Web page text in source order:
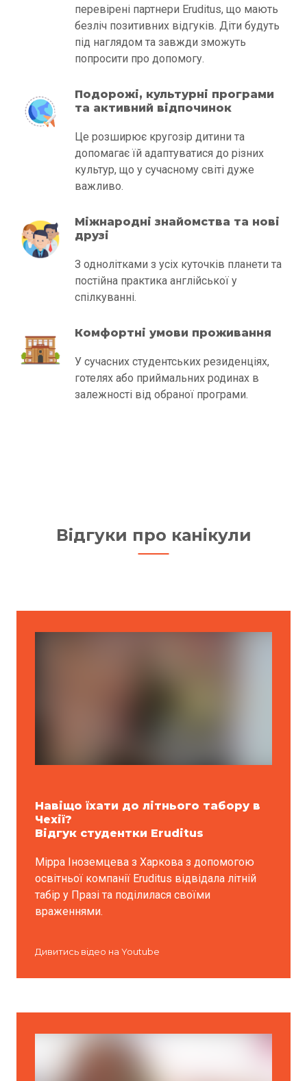
перевірені партнери Eruditus, що мають
безліч позитивних відгуків. Діти будуть
під наглядом та завжди зможуть
попросити про допомогу.
Подорожі, культурні програми
та активний відпочинок
Це розширює кругозір дитини та
допомагає їй адаптуватися до різних
культур, що у сучасному світі дуже
важливо.
Міжнародні знайомства та нові
друзі
З однолітками з усіх куточків планети та
постійна практика англійської у
спілкуванні.
Комфортні умови проживання
У сучасних студентських резиденціях,
готелях або приймальних родинах в
залежності від обраної програми.
Відгуки про канікули
Навіщо їхати до літнього табору в
Чехії?
Відгук студентки Eruditus
Мірра Іноземцева з Харкова з допомогою
освітньої компанії Eruditus відвідала літній
табір у Празі та поділилася своїми
враженнями.
Дивитись відео на Youtube